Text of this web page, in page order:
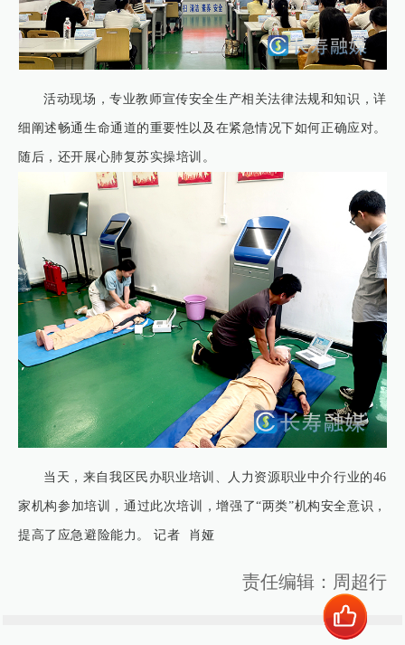
活动现场，专业教师宣传安全生产相关法律法规和知识，详
细阐述畅通生命通道的重要性以及在紧急情况下如何正确应对。
随后，还开展心肺复苏实操培训。
当天，来自我区民办职业培训、人力资源职业中介行业的46
家机构参加培训，通过此次培训，增强了“两类”机构安全意识，
提高了应急避险能力。 记者 肖娅
责任编辑：周超行